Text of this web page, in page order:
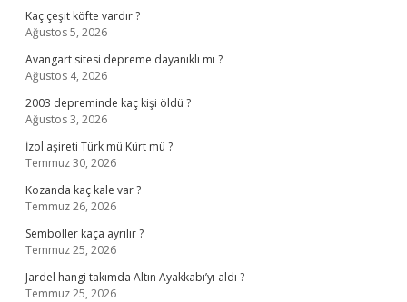
Kaç çeşit köfte vardır ?
Ağustos 5, 2026
Avangart sitesi depreme dayanıklı mı ?
Ağustos 4, 2026
2003 depreminde kaç kişi öldü ?
Ağustos 3, 2026
İzol aşireti Türk mü Kürt mü ?
Temmuz 30, 2026
Kozanda kaç kale var ?
Temmuz 26, 2026
Semboller kaça ayrılır ?
Temmuz 25, 2026
Jardel hangi takımda Altın Ayakkabı’yı aldı ?
Temmuz 25, 2026